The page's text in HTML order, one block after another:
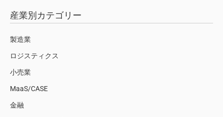
産業別カテゴリー
製造業
ロジスティクス
小売業
MaaS/CASE
金融